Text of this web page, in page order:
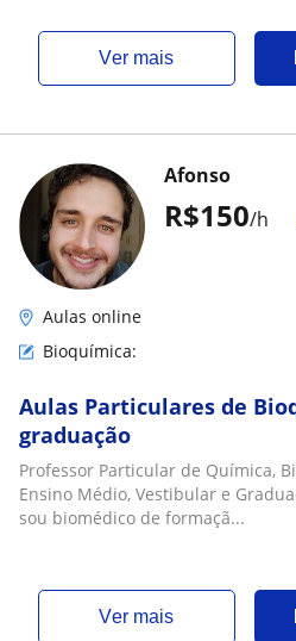
ver mais
R$150/h
Afonso
Aulas online
Bioquímica:
Aulas Particulares de
graduação
Professor Particular de Química,
Ensino Médio, Vestibular e
sou biomédico de formaçã...
ver mais